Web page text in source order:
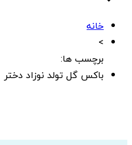
خانه
>
برچسب ها:
باکس گل تولد نوزاد دختر